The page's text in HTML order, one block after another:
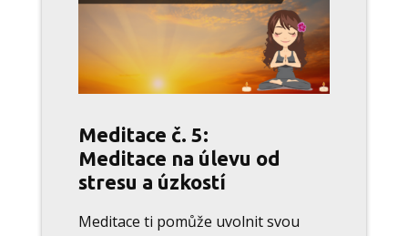
Meditace č. 5:
Meditace na úlevu od
stresu a úzkostí
Meditace ti pomůže uvolnit svou